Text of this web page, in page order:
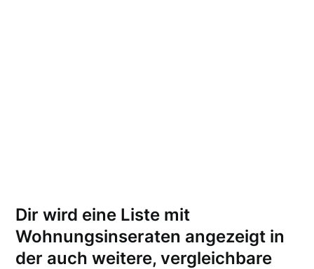
Dir wird eine Liste mit
Wohnungsinseraten angezeigt in
der auch weitere, vergleichbare